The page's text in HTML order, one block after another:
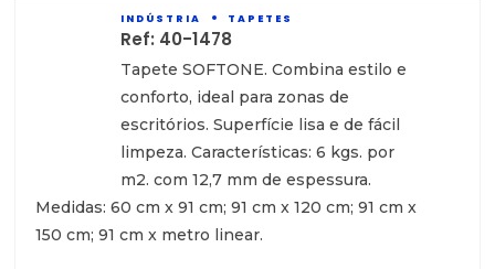
INDÚSTRIA TAPETES
Ref: 40-1478
Tapete SOFTONE. Combina estilo e
conforto, ideal para zonas de
escritórios. Superfície lisa e de fácil
limpeza. Características: 6 kgs. por
m2. com 12,7 mm de espessura.
Medidas: 60 cm x 91 cm; 91 cm x 120 cm; 91 cm x
150 cm; 91 cm x metro linear.